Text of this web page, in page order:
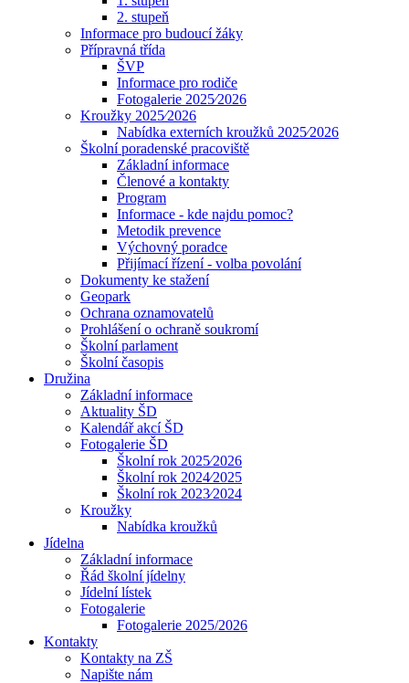
2. stupeň
Informace pro budoucí žáky
Přípravná třída
ŠVP
Informace pro rodiče
Fotogalerie 2025⁄2026
Kroužky 2025⁄2026
Nabídka externích kroužků 2025⁄2026
Školní poradenské pracoviště
Základní informace
Členové a kontakty
Program
Informace - kde najdu pomoc?
Metodik prevence
Výchovný poradce
Přijímací řízení - volba povolání
Dokumenty ke stažení
Geopark
Ochrana oznamovatelů
Prohlášení o ochraně soukromí
Školní parlament
Školní časopis
Družina
Základní informace
Aktuality ŠD
Kalendář akcí ŠD
Fotogalerie ŠD
Školní rok 2025⁄2026
Školní rok 2024⁄2025
Školní rok 2023⁄2024
Kroužky
Nabídka kroužků
Jídelna
Základní informace
Řád školní jídelny
Jídelní lístek
Fotogalerie
Fotogalerie 2025/2026
Kontakty
Kontakty na ZŠ
Napište nám